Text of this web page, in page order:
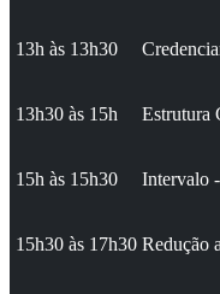
13h às 13h30
13h30 às 15h Estrutura
15h às 15h30 Intervalo
15h30 às 17h30 Redução